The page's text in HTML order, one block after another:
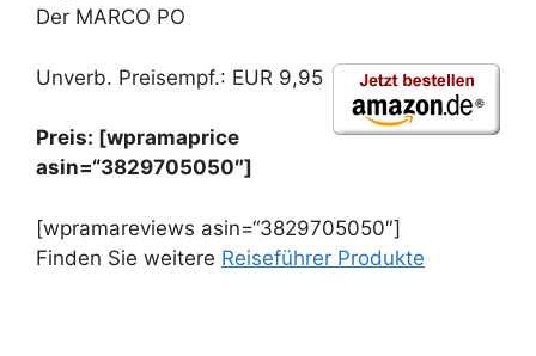
Der MARCO PO
Unverb. Preisempf.: EUR 9,95
Preis: [wpramaprice
asin=“3829705050″]
[wpramareviews asin=“3829705050″]
Finden Sie weitere Reiseführer Produkte